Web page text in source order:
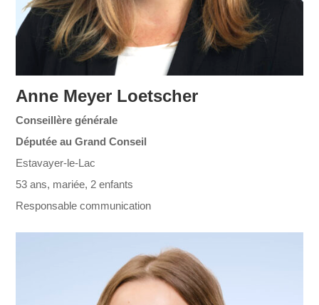
Anne Meyer Loetscher
Conseillère générale
Députée au Grand Conseil
Estavayer-le-Lac
53 ans, mariée, 2 enfants
Responsable communication